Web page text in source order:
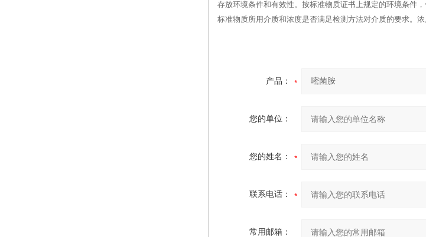
存放环境条件和有效性。按标准物质证书上规定的环境条件
标准物质所用介质和浓度是否满足检测方法对介质的要求。
产品：
您的单位：
您的姓名：
联系电话：
常用邮箱：